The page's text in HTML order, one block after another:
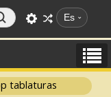
Es
tablaturas